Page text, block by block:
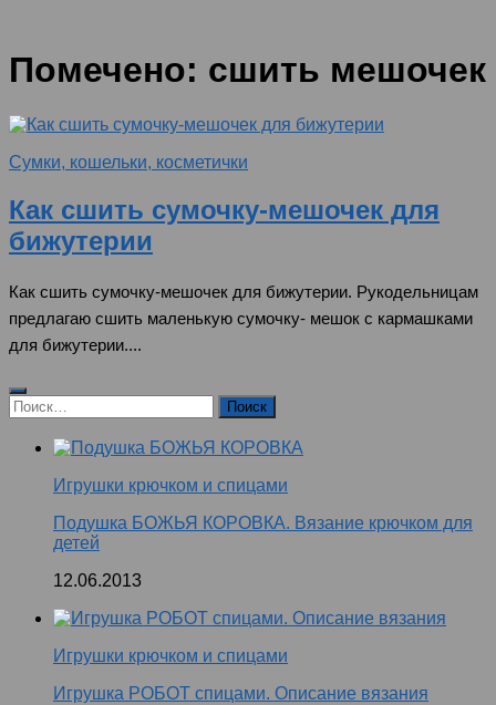
Помечено: сшить мешочек
Сумки, кошельки, косметички
Как сшить сумочку-мешочек для
бижутерии
Как сшить сумочку-мешочек для бижутерии. Рукодельницам
предлагаю сшить маленькую сумочку- мешок с кармашками
для бижутерии....
Найти:
Игрушки крючком и спицами
Подушка БОЖЬЯ КОРОВКА. Вязание крючком для
детей
12.06.2013
Игрушки крючком и спицами
Игрушка РОБОТ спицами. Описание вязания